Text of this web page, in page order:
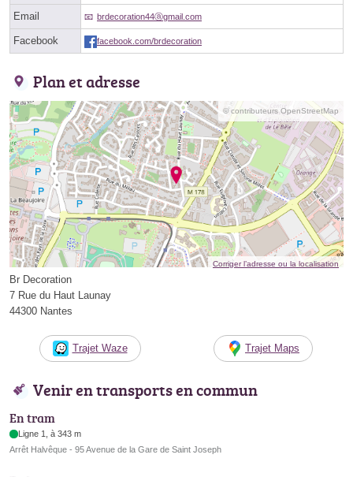
Email brdecoration44ⓐgmail.com
Facebook facebook.com/brdecoration
Plan et adresse
© contributeurs OpenStreetMap
Corriger l’adresse ou la localisation
Br Decoration
7 Rue du Haut Launay
44300 Nantes
Trajet Waze Trajet Maps
Venir en transports en commun
En tram
Ligne 1, à 343 m
Arrêt Halvêque - 95 Avenue de la Gare de Saint Joseph